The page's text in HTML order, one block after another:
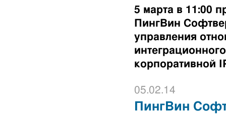
5 марта в 11:00
ПингВин
управления
корпоративной
05.02.14
ПингВин